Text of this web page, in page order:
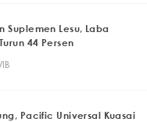
Suplemen Lesu, Laba
44 Persen
Pacific Universal Kuasai